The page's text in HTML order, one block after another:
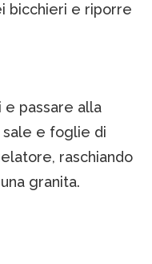
bicchieri e riporre
e passare alla
sale e foglie di
raschiando
granita.